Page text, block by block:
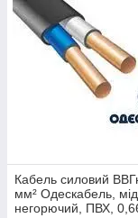
Кабель силовий
мм² Одескабель,
негорючий, ПВХ,